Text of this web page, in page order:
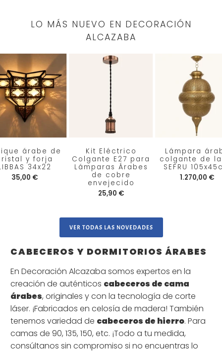
LO MÁS NUEVO EN DECORACIÓN
ALCAZABA
árabe de
y forja
34x22
35,00 €
Kit Eléctrico
Colgante E27 para
Lámparas Árabes
de cobre
envejecido
25,90 €
Lámpara
colgante de
SEFRU
1.270,00 €
VER TODAS LAS NOVEDADES
CABECEROS Y DORMITORIOS ÁRABES
En Decoración Alcazaba somos expertos en la
creación de auténticos cabeceros de cama
árabes, originales y con la tecnología de corte
láser. ¡Fabricados en celosía de madera! También
tenemos variedad de cabeceros de hierro. Para
camas de 90, 135, 150, etc. ¡Todo a tu medida,
consúltanos sin compromiso si no encuentras lo